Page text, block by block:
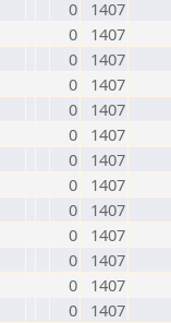
0
1407
0
1407
0
1407
0
1407
0
1407
0
1407
0
1407
0
1407
0
1407
0
1407
0
1407
0
1407
0
1407